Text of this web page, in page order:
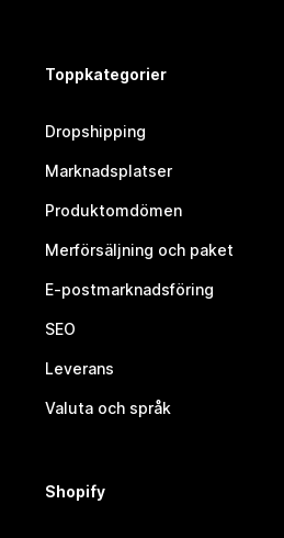
Toppkategorier
Dropshipping
Marknadsplatser
Produktomdömen
Merförsäljning och paket
E-postmarknadsföring
SEO
Leverans
Valuta och språk
Shopify